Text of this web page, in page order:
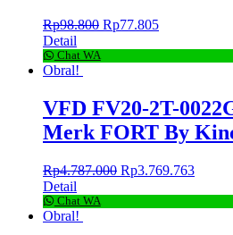
Rp98.800 Rp77.805
Detail
Chat WA
Obral!
VFD FV20-2T-
Merk FORT By
Rp4.787.000 Rp3.769.763
Detail
Chat WA
Obral!